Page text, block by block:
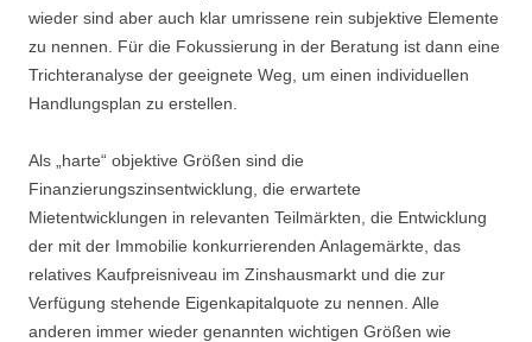
wieder sind aber auch klar umrissene rein subjektive Elemente
zu nennen. Für die Fokussierung in der Beratung ist dann eine
Trichteranalyse der geeignete Weg, um einen individuellen
Handlungsplan zu erstellen.
Als „harte“ objektive Größen sind die
Finanzierungszinsentwicklung, die erwartete
Mietentwicklungen in relevanten Teilmärkten, die Entwicklung
der mit der Immobilie konkurrierenden Anlagemärkte, das
relatives Kaufpreisniveau im Zinshausmarkt und die zur
Verfügung stehende Eigenkapitalquote zu nennen. Alle
anderen immer wieder genannten wichtigen Größen wie